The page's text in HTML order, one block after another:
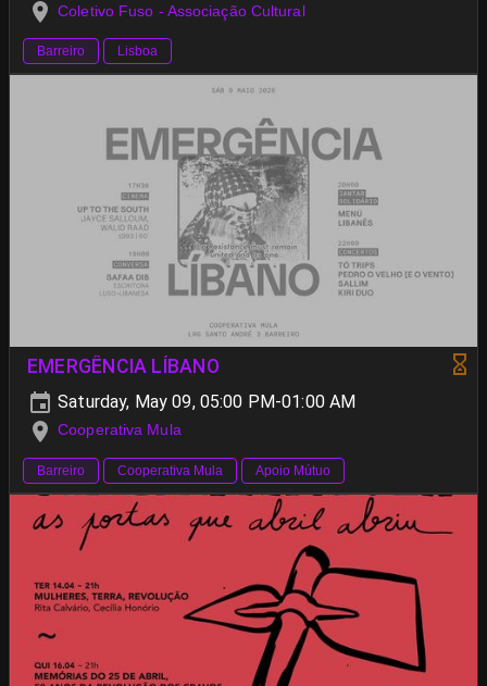
Coletivo Fuso - Associação Cultural
Barreiro Lisboa
EMERGÊNCIA LÍBANO
Saturday, May 09, 05:00 PM-01:00 AM
Cooperativa Mula
Barreiro Cooperativa Mula Apoio Mútuo